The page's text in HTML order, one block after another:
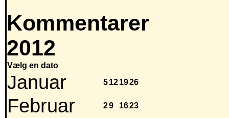
Kommentarer
2012
Vælg en dato
Januar 5121926
Februar 29 1623